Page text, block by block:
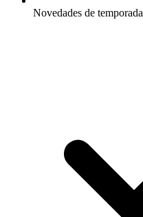
Novedades de temporada